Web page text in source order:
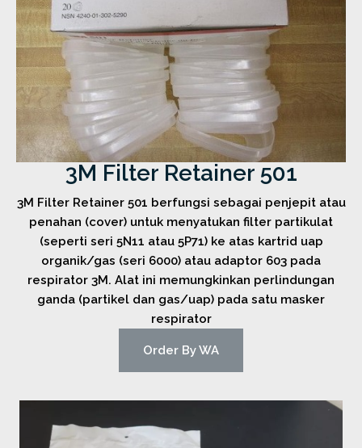
3M Filter Retainer 501
3M Filter Retainer 501 berfungsi sebagai penjepit atau
penahan (cover) untuk menyatukan filter partikulat
(seperti seri 5N11 atau 5P71) ke atas kartrid uap
organik/gas (seri 6000) atau adaptor 603 pada
respirator 3M. Alat ini memungkinkan perlindungan
ganda (partikel dan gas/uap) pada satu masker
respirator
Order By WA